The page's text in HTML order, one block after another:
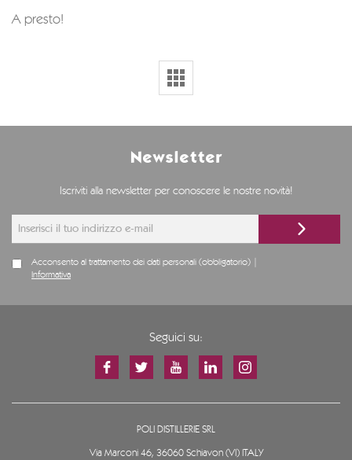
A presto!
Newsletter
Iscriviti alla newsletter per conoscere le nostre novità!
Acconsento al trattamento dei dati personali (obbligatorio) |
Informativa
Seguici su:
POLI DISTILLERIE SRL
Via Marconi 46, 36060 Schiavon (VI) ITALY